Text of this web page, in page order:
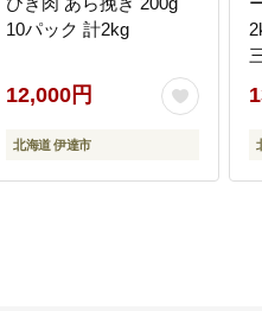
10パック 計2kg
12,000円
北海道 伊達市
三